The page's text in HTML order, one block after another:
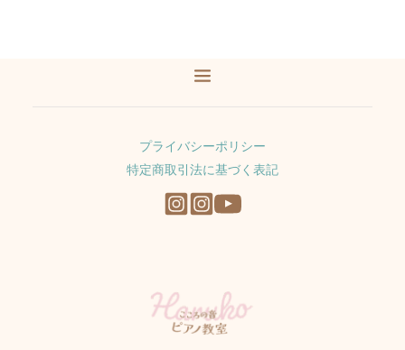
プライバシーポリシー
特定商取引法に基づく表記